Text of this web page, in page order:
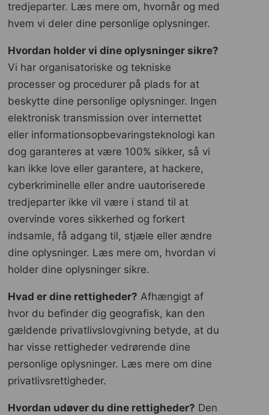
tredjeparter. Læs mere om, hvornår og med
hvem vi deler dine personlige oplysninger.
Hvordan holder vi dine oplysninger sikre?
Vi har organisatoriske og tekniske
processer og procedurer på plads for at
beskytte dine personlige oplysninger. Ingen
elektronisk transmission over internettet
eller informationsopbevaringsteknologi kan
dog garanteres at være 100% sikker, så vi
kan ikke love eller garantere, at hackere,
cyberkriminelle eller andre uautoriserede
tredjeparter ikke vil være i stand til at
overvinde vores sikkerhed og forkert
indsamle, få adgang til, stjæle eller ændre
dine oplysninger. Læs mere om, hvordan vi
holder dine oplysninger sikre.
Hvad er dine rettigheder? Afhængigt af
hvor du befinder dig geografisk, kan den
gældende privatlivslovgivning betyde, at du
har visse rettigheder vedrørende dine
personlige oplysninger. Læs mere om dine
privatlivsrettigheder.
Hvordan udøver du dine rettigheder? Den